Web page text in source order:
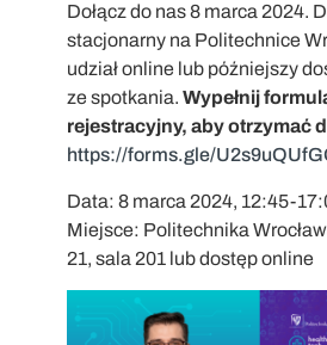
Dołącz do nas 8 marca 2024.
stacjonarny na Politechnice
udział online lub późniejszy
ze spotkania. Wypełnij
rejestracyjny, aby otrzymać
https://forms.gle/
Data: 8 marca 2024, 12:45-
Miejsce: Politechnika
21, sala 201 lub dostęp online